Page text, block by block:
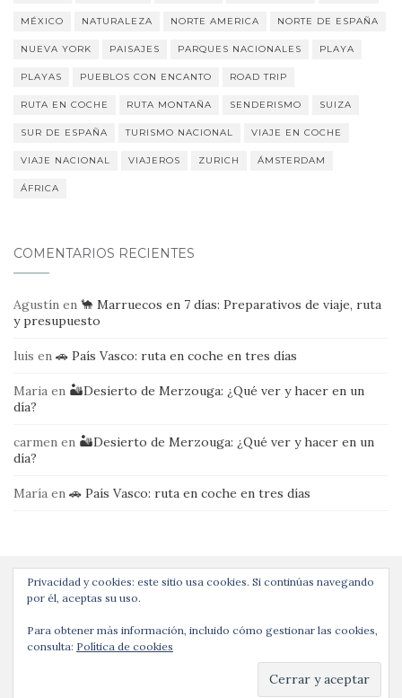
MÉXICO NATURALEZA NORTE AMERICA NORTE DE ESPAÑA
NUEVA YORK PAISAJES PARQUES NACIONALES PLAYA
PLAYAS PUEBLOS CON ENCANTO ROAD TRIP
RUTA EN COCHE RUTA MONTAÑA SENDERISMO SUIZA
SUR DE ESPAÑA TURISMO NACIONAL VIAJE EN COCHE
VIAJE NACIONAL VIAJEROS ZURICH ÁMSTERDAM
ÁFRICA
COMENTARIOS RECIENTES
Agustín en 🐪 Marruecos en 7 días: Preparativos de viaje, ruta
y presupuesto
luis en 🚗 País Vasco: ruta en coche en tres días
Maria en 🏜️Desierto de Merzouga: ¿Qué ver y hacer en un
día?
carmen en 🏜️Desierto de Merzouga: ¿Qué ver y hacer en un
día?
María en 🚗 País Vasco: ruta en coche en tres días
WordPress
Privacidad y cookies: este sitio usa cookies. Si continúas navegando
por él, aceptas su uso.
Para obtener más información, incluido cómo gestionar las cookies,
consulta: Política de cookies